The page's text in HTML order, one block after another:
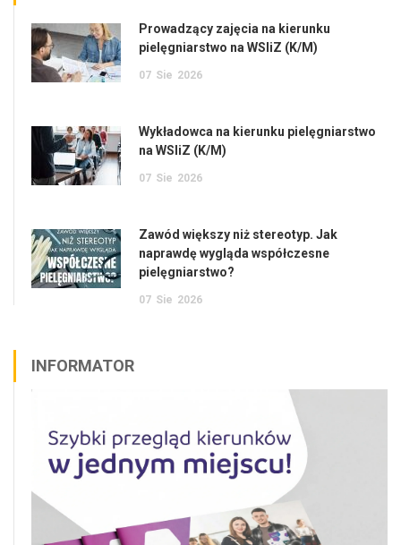
Prowadzący zajęcia na kierunku
pielęgniarstwo na WSIiZ (K/M)
07 Sie 2026
Wykładowca na kierunku pielęgniarstwo
na WSIiZ (K/M)
07 Sie 2026
Zawód większy niż stereotyp. Jak
naprawdę wygląda współczesne
pielęgniarstwo?
07 Sie 2026
INFORMATOR